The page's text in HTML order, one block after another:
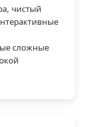
чистый
сложные